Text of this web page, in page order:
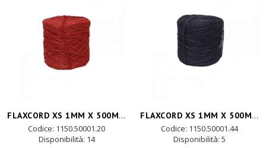
FLAXCORD XS 1MM X 500M +/- 250gr -rosso
Codice: 1150.50001.20
Disponibilità: 14
FLAXCORD XS 1MM X 500M +/- 250gr -blu
Codice: 1150.50001.44
Disponibilità: 5